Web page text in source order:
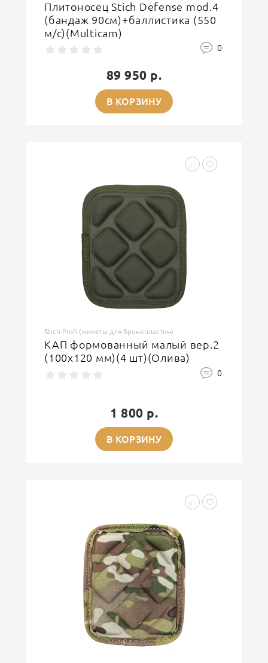
Плитоносец Stich Defense mod.4
(бандаж 90см)+баллистика (550
м/с)(Multicam)
0
89 950 р.
В КОРЗИНУ
Stich Profi (жилеты для бронепластин)
КАП формованный малый вер.2
(100х120 мм)(4 шт)(Олива)
0
1 800 р.
В КОРЗИНУ